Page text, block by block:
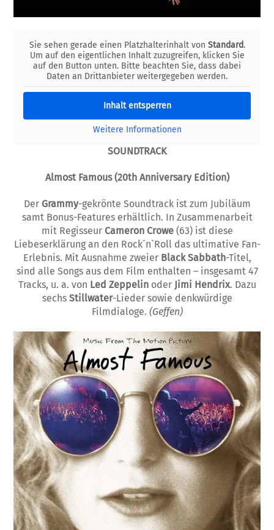
Sie sehen gerade einen Platzhalterinhalt von Standard.
Um auf den eigentlichen Inhalt zuzugreifen, klicken Sie
auf den Button unten. Bitte beachten Sie, dass dabei
Daten an Drittanbieter weitergegeben werden.
Inhalt entsperren
Weitere Informationen
SOUNDTRACK
Almost Famous (20th Anniversary Edition)
Der Grammy-gekrönte Soundtrack ist zum Jubiläum
samt Bonus-Features erhältlich. In Zusammenarbeit
mit Regisseur Cameron Crowe(63) ist diese
Liebeserklärung an den Rock´n`Roll das ultimative Fan-
Erlebnis. Mit Ausnahme zweier Black Sabbath-Titel,
sind alle Songs aus dem Film enthalten – insgesamt 47
Tracks, u. a. von Led Zeppelinoder Jimi Hendrix. Dazu
sechs Stillwater-Lieder sowie denkwürdige
Filmdialoge. (Geffen)